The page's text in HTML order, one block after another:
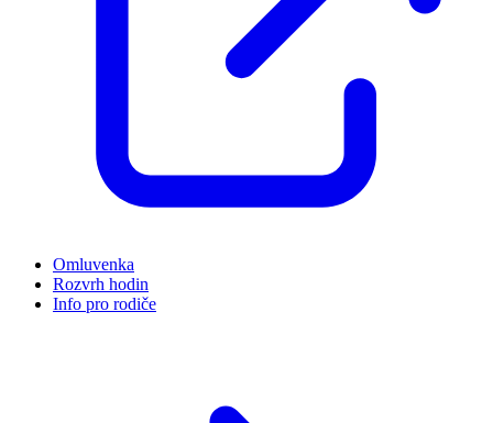
Omluvenka
Rozvrh hodin
Info pro rodiče